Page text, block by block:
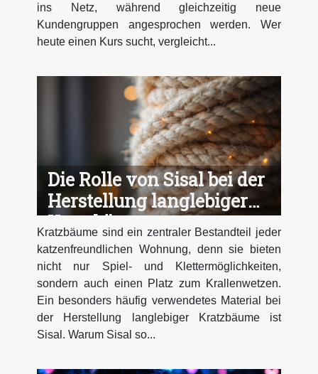
ins Netz, während gleichzeitig neue
Kundengruppen angesprochen werden. Wer
heute einen Kurs sucht, vergleicht...
Die Rolle von Sisal bei der
Herstellung langlebiger
Kratzbäume
Kratzbäume sind ein zentraler Bestandteil jeder
katzenfreundlichen Wohnung, denn sie bieten
nicht nur Spiel- und Klettermöglichkeiten,
sondern auch einen Platz zum Krallenwetzen.
Ein besonders häufig verwendetes Material bei
der Herstellung langlebiger Kratzbäume ist
Sisal. Warum Sisal so...